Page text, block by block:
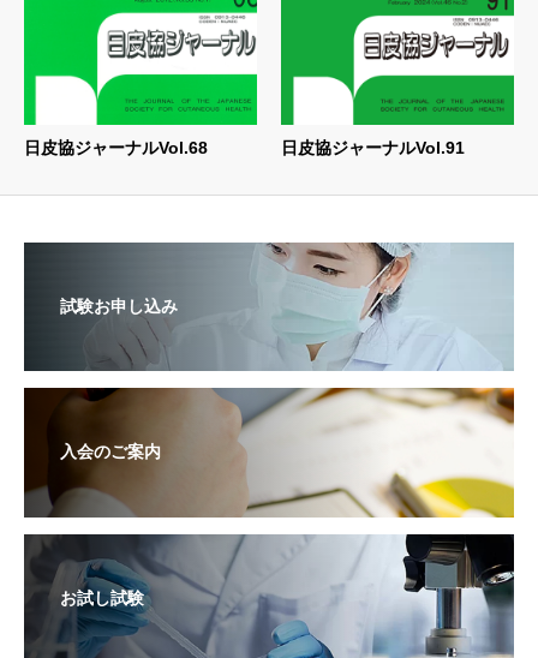
日皮協ジャーナルVol.68 日皮協ジャーナルVol.91
試験お申し込み
入会のご案内
お試し試験